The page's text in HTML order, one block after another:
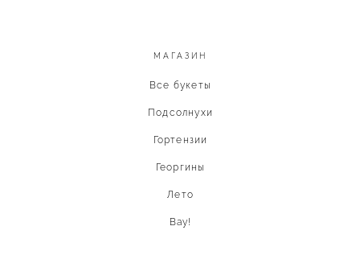
МАГАЗИН
Все букеты
Подсолнухи
Гортензии
Георгины
Лето
Вау!